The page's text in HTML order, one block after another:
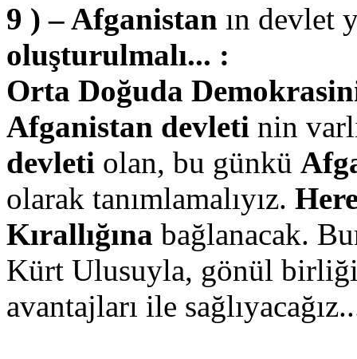
9 ) – Afganistan ın devlet
oluşturulmalı... :
Orta Doğuda
Afganistan devleti nin
devleti olan, bu günkü
olarak tanımlamalıyız.
Kırallığına bağlanacak.
Kürt Ulusuyla, gönül birliği
avantajları ile